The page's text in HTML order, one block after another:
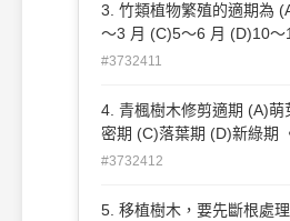
3. 竹類植物繁殖的適期為
～3 月 (C)5～6 月 (D)10～
#3732411
4. 青楓樹木修剪適期 (A)萌
密期 (C)落葉期 (D)新綠期
#3732412
5. 移植樹木，要先斷根處